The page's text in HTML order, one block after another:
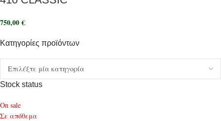
Κατηγορίες προϊόντων
Stock status
On sale
Σε απόθεμα
750,00€